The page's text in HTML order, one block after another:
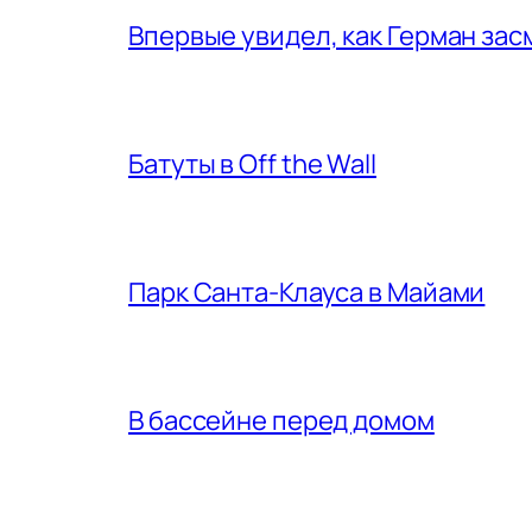
Впервые увидел, как Герман
Батуты в Off the Wall
Парк Санта-Клауса в Майами
В бассейне перед домом